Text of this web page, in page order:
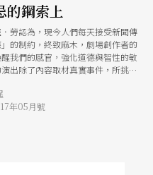
的鋼索上
勞認為，現今人們每天接受新聞傳
的制約，終致麻木，劇場創作者的
我們的感官，強化道德與智性的敏
出除了內容取材真實事件，所挑選
小孩演繹震驚比利時社會的連環殺
帕索里尼電影的《索多瑪一百廿
年05月號